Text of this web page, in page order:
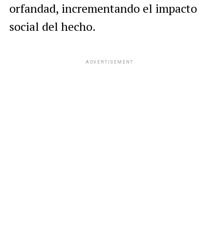
orfandad, incrementando el impacto
social del hecho.
ADVERTISEMENT